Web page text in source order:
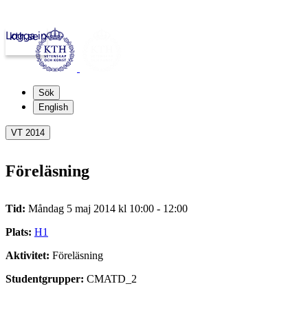
kth.se
Logga in
Sök
English
VT 2014
Föreläsning
Tid: Måndag 5 maj 2014 kl 10:00 - 12:00
Plats: H1
Aktivitet: Föreläsning
Studentgrupper: CMATD_2